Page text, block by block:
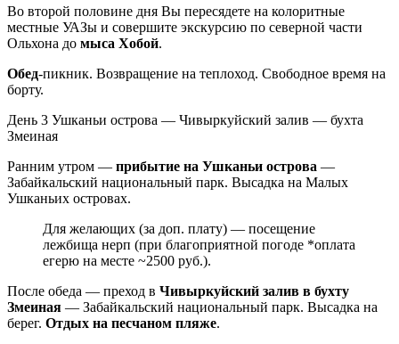
Во второй половине дня Вы пересядете на колоритные
местные УАЗы и совершите экскурсию по северной части
Ольхона до мыса Хобой.
Обед-пикник. Возвращение на теплоход. Свободное время на
борту.
День 3 Ушканьи острова — Чивыркуйский залив — бухта
Змеиная
Ранним утром — прибытие на Ушканьи острова —
Забайкальский национальный парк. Высадка на Малых
Ушканьих островах.
Для желающих (за доп. плату) — посещение
лежбища нерп (при благоприятной погоде *оплата
егерю на месте ~2500 руб.).
После обеда — преход в Чивыркуйский залив в бухту
Змеиная — Забайкальский национальный парк. Высадка на
берег. Отдых на песчаном пляже.